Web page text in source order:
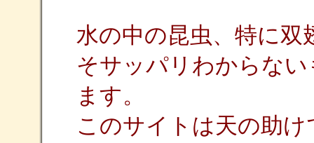
水の中の昆虫、特に双
そサッパリわからな
ます。
このサイトは天の助